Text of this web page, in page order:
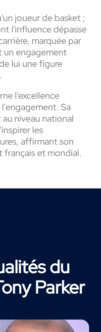
joueur de basket ;
l'influence dépasse
marquée par
un engagement
lui une figure
l'excellence
Sa
niveau national
les
affirmant son
et mondial.
du
Parker